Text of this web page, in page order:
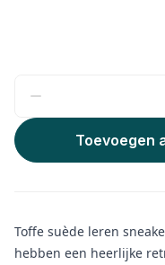
Toevoegen
Toffe suède leren
hebben een heerlijke